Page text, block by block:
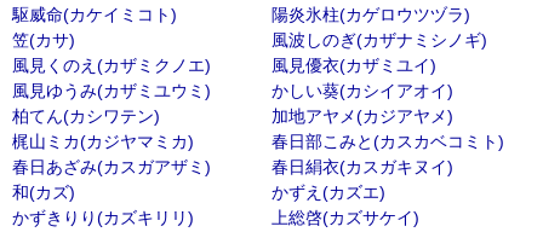
駆威命(カケイミコト)
陽炎氷柱(カゲロウツヅラ)
笠(カサ)
風波しのぎ(カザナミシノギ)
風見くのえ(カザミクノエ)
風見優衣(カザミユイ)
風見ゆうみ(カザミユウミ)
かしい葵(カシイアオイ)
柏てん(カシワテン)
加地アヤメ(カジアヤメ)
梶山ミカ(カジヤマミカ)
春日部こみと(カスカベコミト)
春日あざみ(カスガアザミ)
春日絹衣(カスガキヌイ)
和(カズ)
かずえ(カズエ)
かずきりり(カズキリリ)
上総啓(カズサケイ)